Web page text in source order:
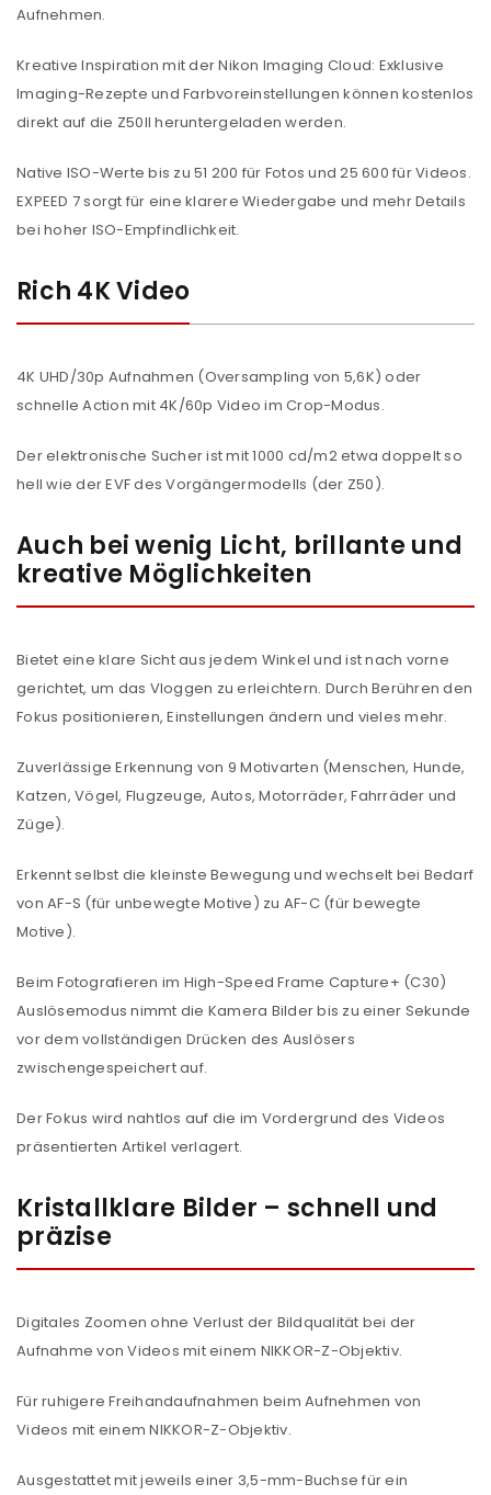
ANMELDEN
Benutzername oder E-Mail-Adresse*
Aufnehmen.
Kreative Inspiration mit der Nikon Imaging Cloud: Exklusive
Imaging-Rezepte und Farbvoreinstellungen können kostenlos
direkt auf die Z50II heruntergeladen werden.
Native ISO-Werte bis zu 51 200 für Fotos und 25 600 für Videos.
EXPEED 7 sorgt für eine klarere Wiedergabe und mehr Details
bei hoher ISO-Empfindlichkeit.
Rich 4K Video
4K UHD/30p Aufnahmen (Oversampling von 5,6K) oder
schnelle Action mit 4K/60p Video im Crop-Modus.
Der elektronische Sucher ist mit 1000 cd/m2 etwa doppelt so
hell wie der EVF des Vorgängermodells (der Z50).
Auch bei wenig Licht, brillante und
kreative Möglichkeiten
Bietet eine klare Sicht aus jedem Winkel und ist nach vorne
gerichtet, um das Vloggen zu erleichtern. Durch Berühren den
Fokus positionieren, Einstellungen ändern und vieles mehr.
Zuverlässige Erkennung von 9 Motivarten (Menschen, Hunde,
Katzen, Vögel, Flugzeuge, Autos, Motorräder, Fahrräder und
Züge).
Erkennt selbst die kleinste Bewegung und wechselt bei Bedarf
von AF-S (für unbewegte Motive) zu AF-C (für bewegte
Motive).
Beim Fotografieren im High-Speed Frame Capture+ (C30)
Auslösemodus nimmt die Kamera Bilder bis zu einer Sekunde
vor dem vollständigen Drücken des Auslösers
zwischengespeichert auf.
Der Fokus wird nahtlos auf die im Vordergrund des Videos
präsentierten Artikel verlagert.
Kristallklare Bilder – schnell und
präzise
Digitales Zoomen ohne Verlust der Bildqualität bei der
Aufnahme von Videos mit einem NIKKOR-Z-Objektiv.
Für ruhigere Freihandaufnahmen beim Aufnehmen von
Videos mit einem NIKKOR-Z-Objektiv.
Ausgestattet mit jeweils einer 3,5-mm-Buchse für ein